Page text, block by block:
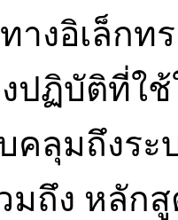
างอิเล็กท
ปฏิบัติที่ใช้
คลุมถึงระ
มถึง หลัก